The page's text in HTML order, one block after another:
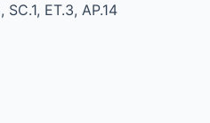
ET.3, AP.14